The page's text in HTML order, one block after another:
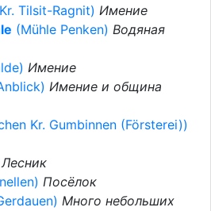
Tilsit-Ragnit) Имение
(Mühle Penken) Водяная
Имение
Имение и община
Kr. Gumbinnen (Försterei))
Лесник
Посёлок
Много небольших